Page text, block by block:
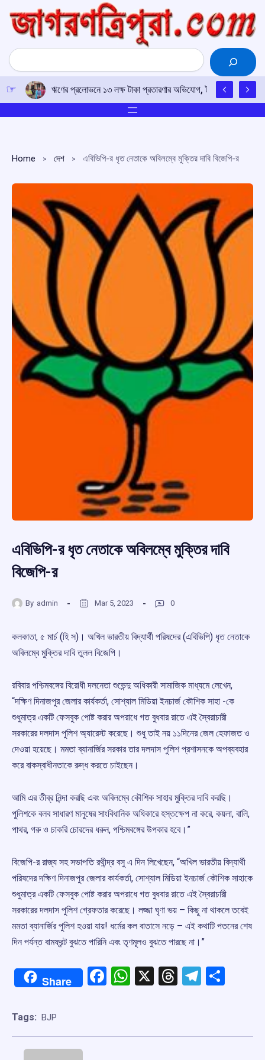
content
Search
ঋণের প্রলোভনে ১৩ লক্ষ টাকা প্রতারণার অভিযোগ, টাকা ফেরতের
Home দেশ এবিভিপি-র ধৃত নেতাকে অবিলম্বে মুক্তির দাবি বিজেপি-র
এবিভিপি-র ধৃত নেতাকে অবিলম্বে মুক্তির দাবি
বিজেপি-র
By admin Mar 5, 2023 0
কলকাতা, ৫ মার্চ (হি স)। অখিল ভারতীয় বিদ্যার্থী পরিষদের (এবিভিপি) ধৃত নেতাকে
অবিলম্বে মুক্তির দাবি তুলল বিজেপি।
রবিবার পশ্চিমবঙ্গের বিরোধী দলনেতা শুভেন্দু অধিকারী সামাজিক মাধ্যমে লেখেন,
“দক্ষিণ দিনাজপুর জেলার কার্যকর্তা, সোশ্যাল মিডিয়া ইনচার্জ কৌশিক সাহা -কে
শুধুমাত্র একটি ফেসবুক পোষ্ট করার অপরাধে গত বুধবার রাতে এই স্বৈরাচারী
সরকারের দলদাস পুলিশ অ্যারেস্ট করেছে। শুধু তাই নয় ১১দিনের জেল হেফাজত ও
দেওয়া হয়েছে। মমতা ব্যানার্জির সরকার তার দলদাস পুলিশ প্রশাসনকে অপব্যবহার
করে বাকস্বাধীনতাকে রুদ্ধ করতে চাইছেন।
আমি এর তীব্র নিন্দা করছি এবং অবিলম্বে কৌশিক সাহার মুক্তির দাবি করছি।
পুলিশকে বলব সাধারণ মানুষের সাংবিধানিক অধিকারে হস্তক্ষেপ না করে, কয়লা, বালি,
পাথর, গরু ও চাকরি চোরদের ধরুন, পশ্চিমবঙ্গের উপকার হবে।”
বিজেপি-র রাজ্য সহ সভাপতি রথীন্দ্র বসু এ দিন লিখেছেন, “অখিল ভারতীয় বিদ্যার্থী
পরিষদের দক্ষিণ দিনাজপুর জেলার কার্যকর্তা, সোশ্যাল মিডিয়া ইনচার্জ কৌশিক সাহাকে
শুধুমাত্র একটি ফেসবুক পোষ্ট করার অপরাধে গত বুধবার রাতে এই স্বৈরাচারী
সরকারের দলদাস পুলিশ গ্রেফতার করেছে। লজ্জা ঘৃণা ভয় – কিছু না থাকলে তবেই
মমতা ব্যানার্জির পুলিশ হওয়া যায়! ধর্মের কল বাতাসে নড়ে – এই কথাটি পতনের শেষ
দিন পর্যন্ত বামফ্রন্ট বুঝতে পারিনি এবং তৃণমূলও বুঝতে পারছে না।”
Share Facebook
WhatsApp
X Threads
Tags: BJP